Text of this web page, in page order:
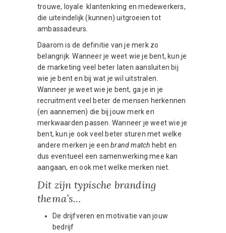
trouwe, loyale klantenkring en medewerkers,
die uiteindelijk (kunnen) uitgroeien tot
ambassadeurs.
Daarom is de definitie van je merk zo
belangrijk. Wanneer je weet wie je bent, kun je
de marketing veel beter laten aansluiten bij
wie je bent en bij wat je wil uitstralen.
Wanneer je weet wie je bent, ga je in je
recruitment veel beter de mensen herkennen
(en aannemen) die bij jouw merk en
merkwaarden passen. Wanneer je weet wie je
bent, kun je ook veel beter sturen met welke
andere merken je eenbrand match hebt en
dus eventueel een samenwerking mee kan
aangaan, en ook met welke merken niet.
Dit zijn typische branding
thema’s…
De drijfveren en motivatie van jouw
bedrijf